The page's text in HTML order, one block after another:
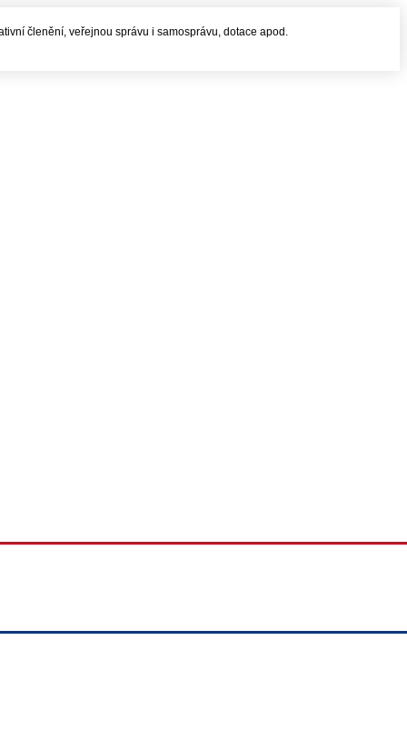
členění, veřejnou správu i samosprávu, dotace apod.